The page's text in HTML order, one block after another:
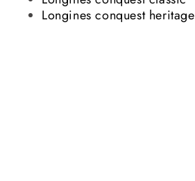
Longines conquest heritage